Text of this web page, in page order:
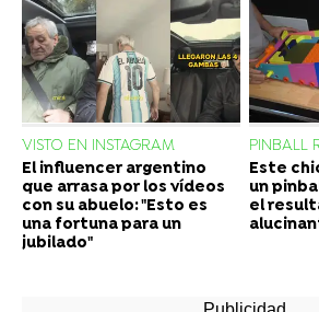
VISTO EN INSTAGRAM
El influencer argentino
que arrasa por los vídeos
con su abuelo: "Esto es
una fortuna para un
jubilado"
PINBALL
Este
un
el